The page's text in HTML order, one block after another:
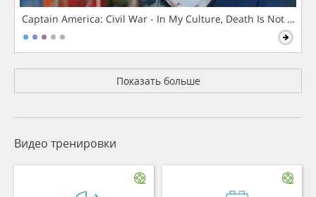
Captain America: Civil War - In My Culture, Death Is Not The
Показать больше
Видео тренировки